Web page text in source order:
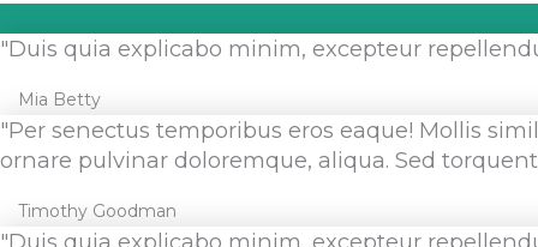
"Duis quia explicabo minim, excepteur
Mia Betty
"Per senectus temporibus eros eaque! Mollis
ornare pulvinar doloremque, aliqua. Sed
Timothy Goodman